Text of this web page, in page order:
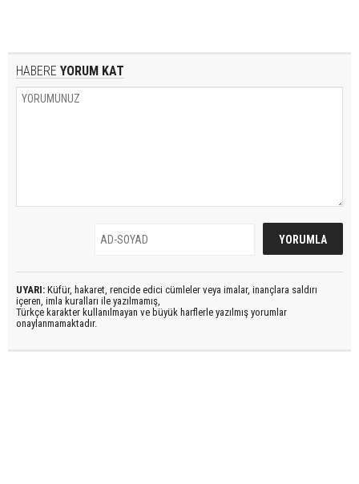
HABERE YORUM KAT
UYARI: Küfür, hakaret, rencide edici cümleler veya imalar, inançlara saldırı
içeren, imla kuralları ile yazılmamış,
Türkçe karakter kullanılmayan ve büyük harflerle yazılmış yorumlar
onaylanmamaktadır.